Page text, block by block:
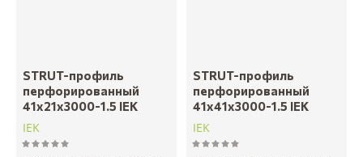
STRUT-профиль
перфорированный
41х21х3000-1.5 IEK
IEK
STRUT-профиль
перфорированный
41x41х3000-1.5 IEK
IEK